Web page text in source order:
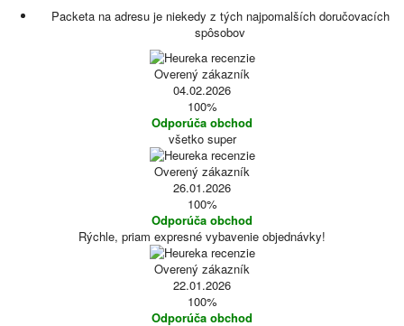
Packeta na adresu je niekedy z tých najpomalších doručovacích
spôsobov
Overený zákazník
04.02.2026
100%
Odporúča obchod
všetko super
Overený zákazník
26.01.2026
100%
Odporúča obchod
Rýchle, priam expresné vybavenie objednávky!
Overený zákazník
22.01.2026
100%
Odporúča obchod